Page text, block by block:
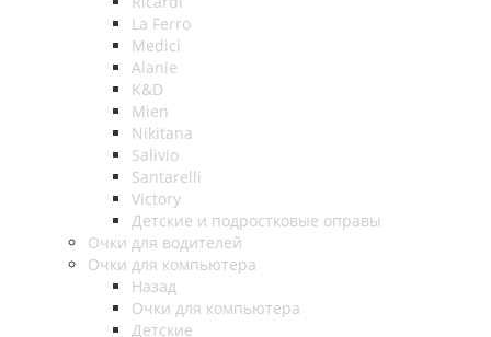
La Ferro
Medici
Alanie
K&D
Mien
Nikitana
Salivio
Santarelli
Victory
Детские и подростковые оправы
Очки для водителей
Очки для компьютера
Назад
Очки для компьютера
Детские